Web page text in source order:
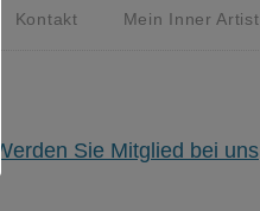
Kontakt Mein Inner Artist
Werden Sie Mitglied bei uns